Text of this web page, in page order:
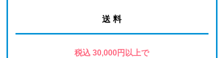
送 料
税込 30,000円以上で